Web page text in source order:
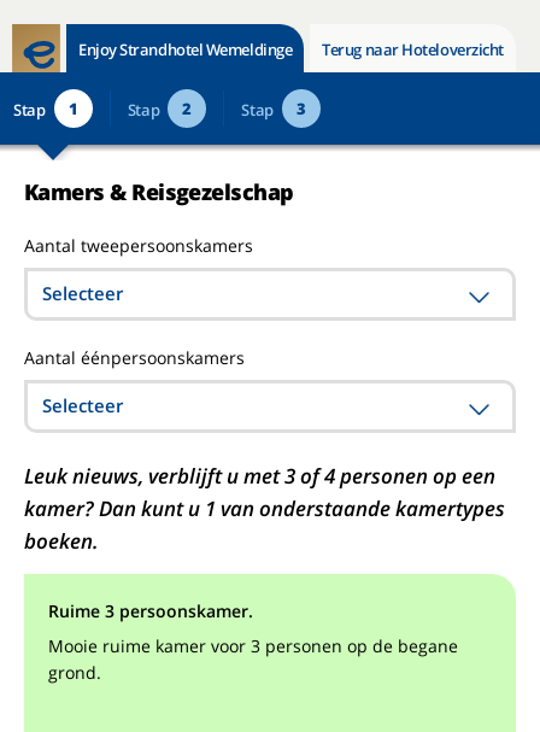
Enjoy Strandhotel Wemeldinge Terug naar Hoteloverzicht
Stap 1 Stap 2 Stap 3
Kamers & Reisgezelschap
Aantal tweepersoonskamers
Selecteer
Aantal éénpersoonskamers
Selecteer
Leuk nieuws, verblijft u met 3 of 4 personen op een
kamer? Dan kunt u 1 van onderstaande kamertypes
boeken.
Ruime 3 persoonskamer.
Mooie ruime kamer voor 3 personen op de begane
grond.